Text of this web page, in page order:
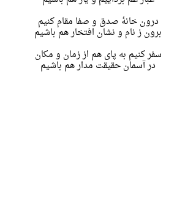
درون خانهٔ صدق و صفا مقام کنیم
برون ز نام و نشان افتخار هم باشیم
سفر کنیم به پای هم از زمان و مکان
در آسمان حقیقت مدار هم باشیم